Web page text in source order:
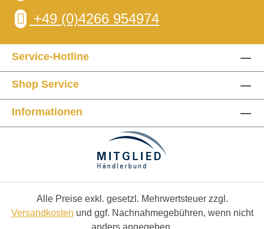
+49 (0)4266 954974
Service-Hotline
Shop Service
Informationen
Alle Preise exkl. gesetzl. Mehrwertsteuer zzgl.
Versandkosten und ggf. Nachnahmegebühren, wenn nicht
anders angegeben.